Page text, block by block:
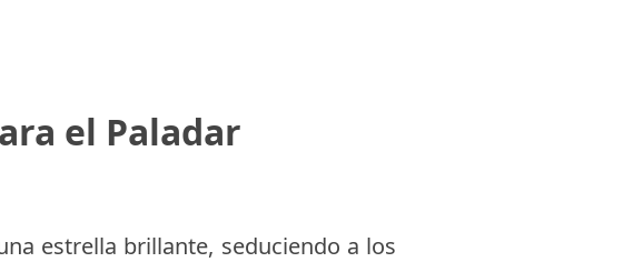
el Paladar
estrella brillante, seduciendo a los